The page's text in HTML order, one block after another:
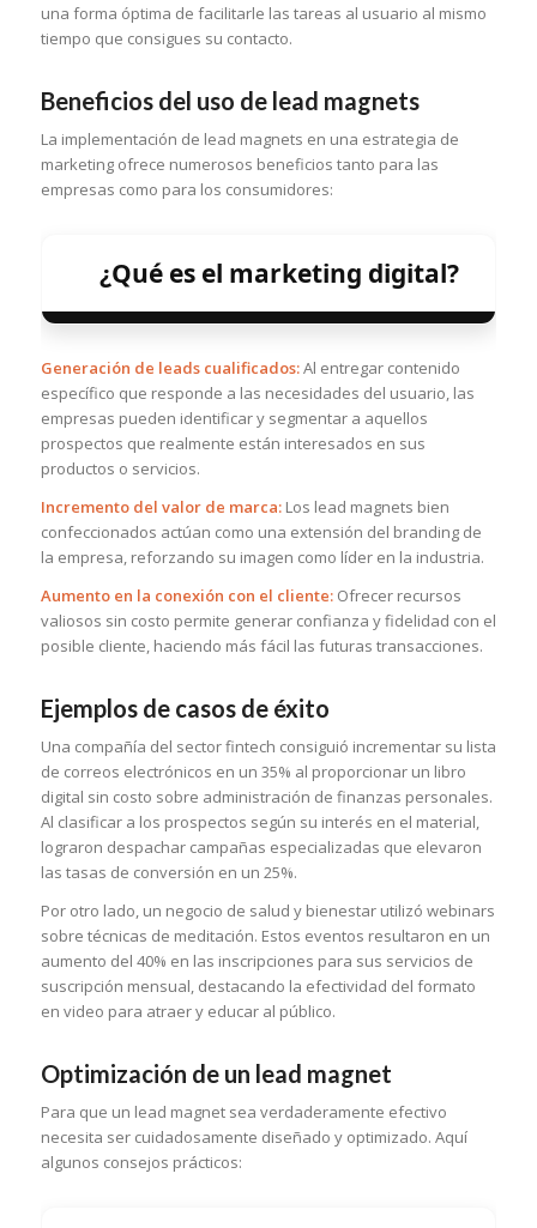
una forma óptima de facilitarle las tareas al usuario al mismo
tiempo que consigues su contacto.
Beneficios del uso de lead magnets
La implementación de lead magnets en una estrategia de
marketing ofrece numerosos beneficios tanto para las
empresas como para los consumidores:
¿Qué es el marketing digital?
Generación de leads cualificados:Al entregar contenido
específico que responde a las necesidades del usuario, las
empresas pueden identificar y segmentar a aquellos
prospectos que realmente están interesados en sus
productos o servicios.
Incremento del valor de marca:Los lead magnets bien
confeccionados actúan como una extensión del branding de
la empresa, reforzando su imagen como líder en la industria.
Aumento en la conexión con el cliente:Ofrecer recursos
valiosos sin costo permite generar confianza y fidelidad con el
posible cliente, haciendo más fácil las futuras transacciones.
Ejemplos de casos de éxito
Una compañía del sector fintech consiguió incrementar su lista
de correos electrónicos en un 35% al proporcionar un libro
digital sin costo sobre administración de finanzas personales.
Al clasificar a los prospectos según su interés en el material,
lograron despachar campañas especializadas que elevaron
las tasas de conversión en un 25%.
Por otro lado, un negocio de salud y bienestar utilizó webinars
sobre técnicas de meditación. Estos eventos resultaron en un
aumento del 40% en las inscripciones para sus servicios de
suscripción mensual, destacando la efectividad del formato
en video para atraer y educar al público.
Optimización de un lead magnet
Para que un lead magnet sea verdaderamente efectivo
necesita ser cuidadosamente diseñado y optimizado. Aquí
algunos consejos prácticos: